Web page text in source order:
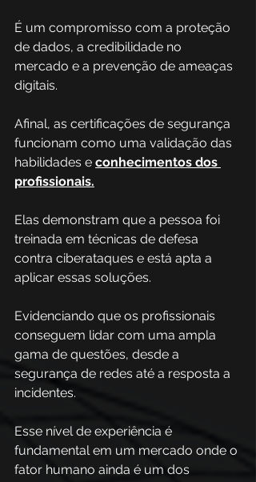
É um compromisso com a proteção
de dados, a credibilidade no
mercado e a prevenção de ameaças
digitais.
Afinal, as certificações de segurança
funcionam como uma validação das
habilidades e conhecimentos dos
profissionais.
Elas demonstram que a pessoa foi
treinada em técnicas de defesa
contra ciberataques e está apta a
aplicar essas soluções.
Evidenciando que os profissionais
conseguem lidar com uma ampla
gama de questões, desde a
segurança de redes até a resposta a
incidentes.
Esse nível de experiência é
fundamental em um mercado onde o
fator humano ainda é um dos